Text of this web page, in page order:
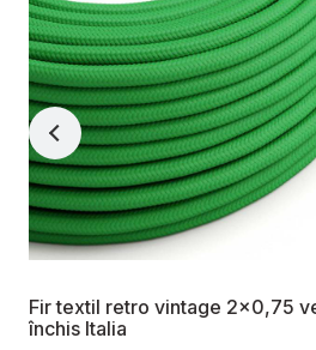
Fir textil retro vintage 2x0,75
închis Italia